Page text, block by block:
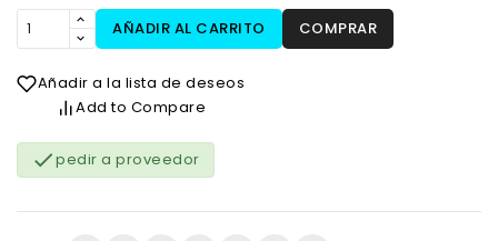
AÑADIR AL CARRITO COMPRAR
Añadir a la lista de deseos
Add to Compare
pedir a proveedor